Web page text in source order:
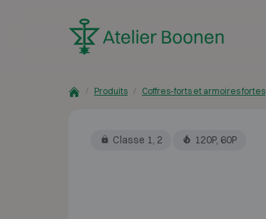
Produits Coffres-forts et armoires fortes
Classe 1, 2 120P, 60P